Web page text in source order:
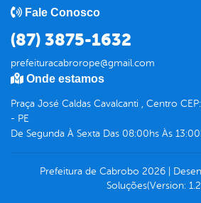
Fale Conosco
(87) 3875-1632
prefeituracabrorope@gmail.com
Onde estamos
Praça José Caldas Cavalcanti , Centro
- PE
De Segunda À Sexta Das 08:00hs Às
Prefeitura de Cabrobo 2026|
Soluções(Version: